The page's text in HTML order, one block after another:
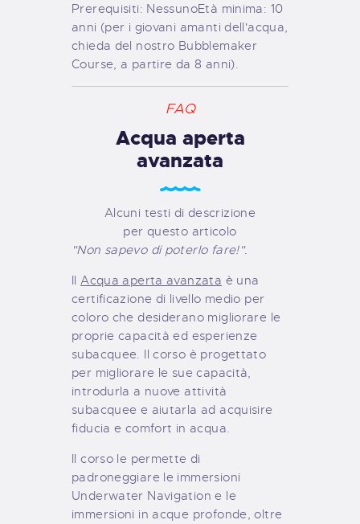
Prerequisiti: NessunoEtà minima: 10
anni (per i giovani amanti dell'acqua,
chieda del nostro Bubblemaker
Course, a partire da 8 anni).
FAQ
Acqua aperta
avanzata
Alcuni testi di descrizione
per questo articolo
"Non sapevo di poterlo fare!".
IlAcqua aperta avanzata è una
certificazione di livello medio per
coloro che desiderano migliorare le
proprie capacità ed esperienze
subacquee. Il corso è progettato
per migliorare le sue capacità,
introdurla a nuove attività
subacquee e aiutarla ad acquisire
fiducia e comfort in acqua.
Il corso le permette di
padroneggiare le immersioni
Underwater Navigation e le
immersioni in acque profonde, oltre